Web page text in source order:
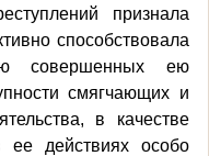
признала
способствовала
совершенных ею
смягчающих и
в качестве
ее действиях особо